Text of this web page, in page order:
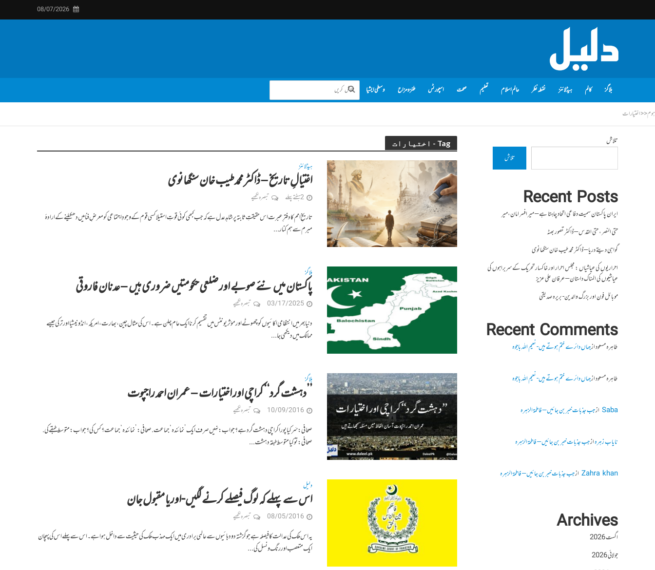
08/07/2026
بلاگز کالم ہیڈلائنز نقطہ نظر عالم اسلام تعلیم صحت اسپورٹس طنز و مزاح وسطی ایشیا
ہوم<<اختیارات
Tag - اختیارات
ہیڈلائنز
اغتیالِ تاریخ – ڈاکٹر محمد طیب خان سنگھانوی
2 ہفتے پہلے تبصرہ لکھیے
تاریخِ امم کا دفترِ عبرت اس حقیقتِ ثابتہ پر شاہدِ عدل ہے کہ جب کبھی کوئی قوتِ استیلا کسی قوم کے وجودِ اجتماعی کو معرضِ فنا میں دھکیلنے کے ارادۂ
مبرم سے ہم کنار...
بلاگز
پاکستان میں نئے صوبے اور ضلعی حکومتیں ضروری ہیں – عدنان فاروقی
03/17/2025 تبصرہ لکھیے
دنیا بھر میں انتظامی اکائیوں کو چھوٹے اور مؤثر یونٹس میں تقسیم کرنا ایک عام چلن ہے۔ اس کی مثال چین، بھارت، امریکہ، انڈونیشیا اور ترکی جیسے
ممالک میں دیکھی جا...
بلاگز
’’دہشت گرد‘‘ کراچی اور اختیارات – عمران احمد راجپوت
10/09/2016 تبصرہ لکھیے
صحافی: سَر کیا پورا کراچی دہشت گرد ہے؟ جواب: نہیں صرف ایک ’نمائندہ‘ جماعت. صحافی: ’نمائندہ‘ جماعت؟ کس کی؟ جواب: متوسط طبقے کی.
صحافی: تو کیا متوسط طبقہ دہشت...
دلیل
اس سے پہلے کہ لوگ فیصلے کرنے لگیں-اوریا مقبول جان
08/05/2016 تبصرہ لکھیے
یہ اس ملک کی عدالت کا فیصلہ ہے جو گزشتہ دو دہائیوں سے عالمی برادری میں ایک مہذب ملک کی حیثیت سے داخل ہوا ہے۔ اس سے پہلے اس کی پہچان
ایک متعصب اور رنگ و نسل کی...
تلاش
تلاش
Recent Posts
ایران پاکستان سمیت دفاعی اتحاد چاہتا ہے – میر افسر امان،میر
حتی النصر ، حتی القدس – ڈاکٹر تصور بھٹہ
گواہی دیتے دریا – ڈاکٹر محمد طیب خان سنگھانوی
احراریوں کی عیاشیاں : مجلس احرار اور خاکسار تحریک کے سربراہوں کی
عیاشیوں کی المناک داستان – عرفان علی عزیز
موبائل فون اور بزرگ والدین- بریرہ صدیقی
Recent Comments
طاہرہ مسعودازجہاں دائرے ختم ہوتے ہیں- نعیم اللہ باجوہ
طاہرہ مسعودازجہاں دائرے ختم ہوتے ہیں- نعیم اللہ باجوہ
Sabaازجب جذبات خبر بن جائیں – فاطمۃالزہرہ
نایاب زہرہازجب جذبات خبر بن جائیں – فاطمۃالزہرہ
Zahra khanازجب جذبات خبر بن جائیں – فاطمۃالزہرہ
Archives
اگست 2026
جولائی 2026